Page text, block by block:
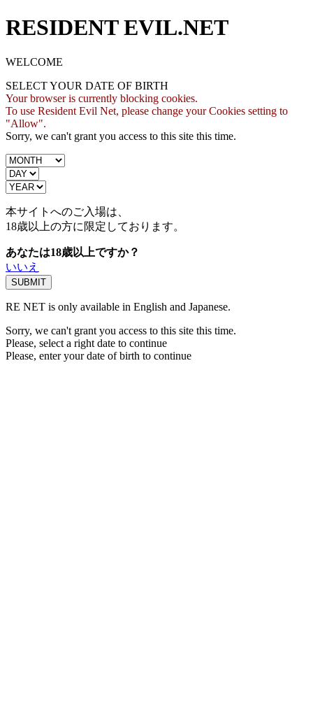
RESIDENT EVIL.NET
WELCOME
SELECT YOUR DATE OF BIRTH
Your browser is currently blocking cookies.
To use Resident Evil Net, please change your Cookies setting to
"Allow".
Sorry, we can't grant you access to this site this time.
本サイトへのご入場は、
18歳以上の方に限定しております。
あなたは18歳以上ですか？
いいえ
RE NET is only available in English and Japanese.
Sorry, we can't grant you access to this site this time.
Please, select a right date to continue
Please, enter your date of birth to continue